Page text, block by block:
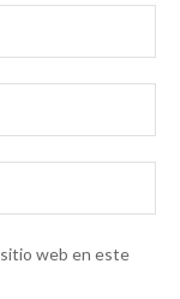
web en este